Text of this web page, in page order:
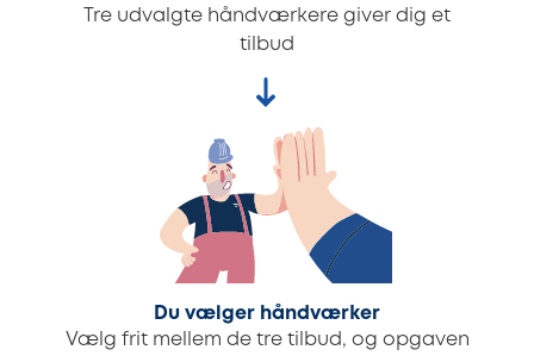
Tre udvalgte håndværkere giver dig et
tilbud
Du vælger håndværker
Vælg frit mellem de tre tilbud, og opgaven